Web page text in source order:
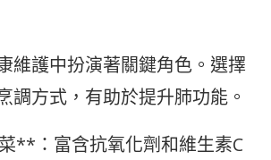
維護中扮演著關鍵角色。選擇
調方式，有助於提升肺功能。
**：富含抗氧化劑和維生素C